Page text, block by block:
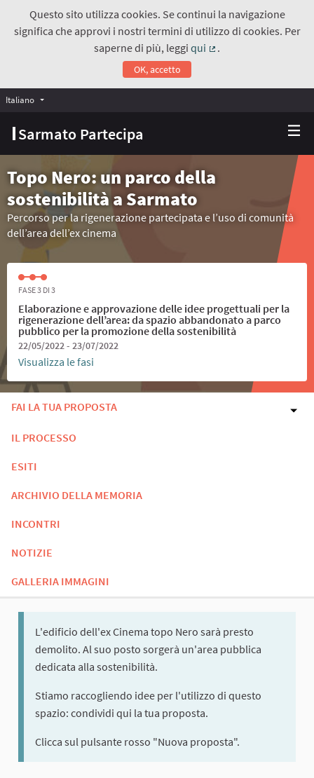
Questo sito utilizza cookies. Se continui la navigazione
significa che approvi i nostri termini di utilizzo di cookies. Per
saperne di più, leggiqui
.
OK, accetto
Sarmato Partecipa
Italiano Choose language
Topo Nero: un parco della
sostenibilità a Sarmato
Percorso per la rigenerazione partecipata e l’uso di comunità
dell’area dell’ex cinema
FASE 3 DI 3
Elaborazione e approvazione delle idee progettuali per la
rigenerazione dell’area: da spazio abbandonato a parco
pubblico per la promozione della sostenibilità
22/05/2022 - 23/07/2022
Visualizza le fasi
FAI LA TUA PROPOSTA
IL PROCESSO
ESITI
ARCHIVIO DELLA MEMORIA
INCONTRI
NOTIZIE
GALLERIA IMMAGINI
L'edificio dell'ex Cinema topo Nero sarà presto
demolito. Al suo posto sorgerà un'area pubblica
dedicata alla sostenibilità.
Stiamo raccogliendo idee per l'utilizzo di questo
spazio: condividi qui la tua proposta.
Clicca sul pulsante rosso "Nuova proposta".